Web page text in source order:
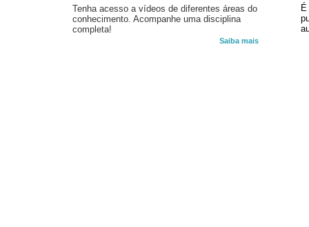
Tenha acesso a vídeos de diferentes áreas do
conhecimento. Acompanhe uma disciplina
completa!
Saiba mais